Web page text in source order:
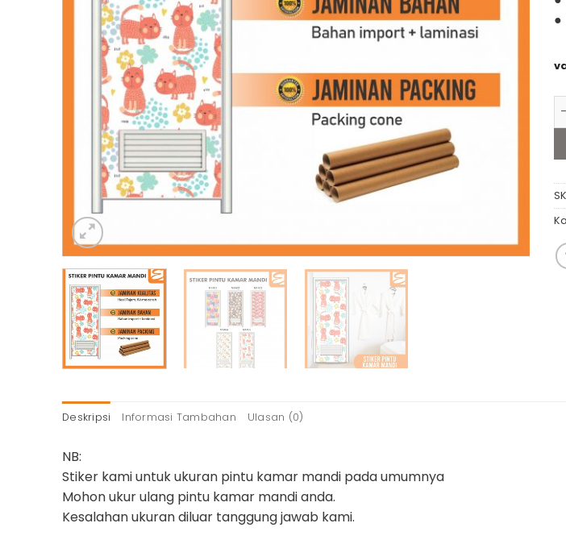
●
Deskripsi Informasi Tambahan Ulasan (0)
NB:
Stiker kami untuk ukuran pintu kamar mandi pada umumnya
Mohon ukur ulang pintu kamar mandi anda.
Kesalahan ukuran diluar tanggung jawab kami.